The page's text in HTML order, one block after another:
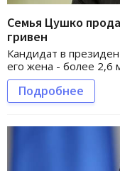
Семья Цушко
гривен
Кандидат в
его жена - более 2,6
Подробнее